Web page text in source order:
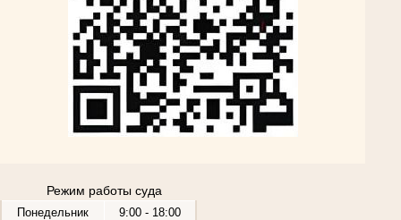
Режим работы суда
Понедельник
9:00 - 18:00